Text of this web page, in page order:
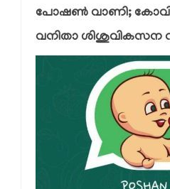
പോഷണ്‍ വാണി;
വനിതാ ശിശുവികസന